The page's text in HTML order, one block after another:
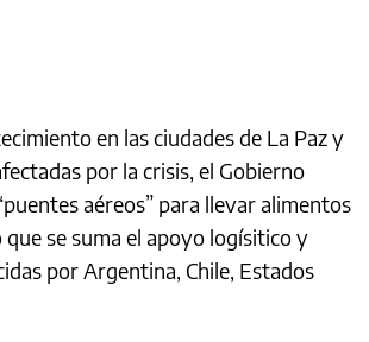
en las ciudades de La Paz y
por la crisis, el Gobierno
aéreos” para llevar alimentos
que se suma el apoyo logísitico y
por Argentina, Chile, Estados